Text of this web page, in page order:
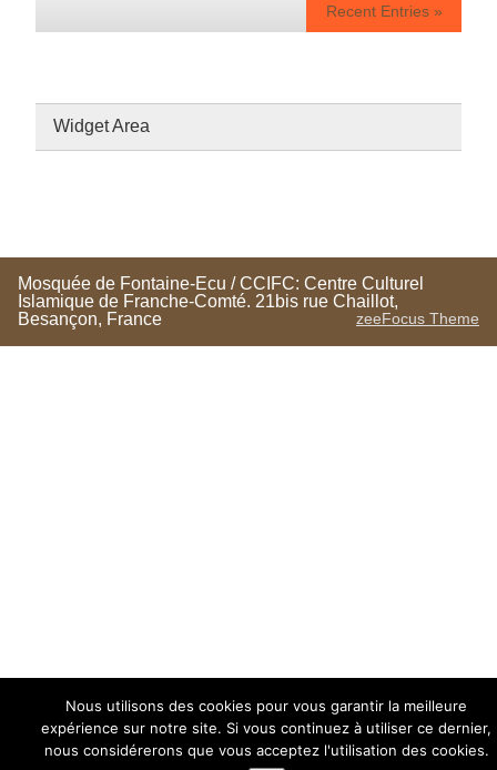
Recent Entries »
Widget Area
Mosquée de Fontaine-Ecu / CCIFC: Centre Culturel
Islamique de Franche-Comté. 21bis rue Chaillot,
Besançon, France
zeeFocus Theme
Nous utilisons des cookies pour vous garantir la meilleure
expérience sur notre site. Si vous continuez à utiliser ce dernier,
nous considérerons que vous acceptez l'utilisation des cookies.